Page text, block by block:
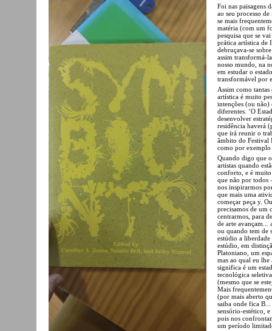
Foi nas paisagens
ao seu processo
se mais
matéria (com um
pesquisa que se
prática artística de
debruçava-se
assim transformá-
nosso mundo, na
em estudar o
transformável por
Assim como
artística é muito
intenções (ou não)
diferentes. ‘O
desenvolver
residência haverá
que irá reunir o
âmbito do Festival
como por
Quando digo que
artistas quando
conforto, e é
que não por todos
nos inspirarmos
que mais uma
começar peça y.
precisamos de um
centrarmos, para
de arte avançam...
ou quando tem de
estúdio a
estúdio, em
Platoniano, um
mas ao qual eu lhe
significa é um
tecnológica
(mesmo que se
Mais
(por mais aberto
saiba onde fica
sensório-estético,
pois nos
um período